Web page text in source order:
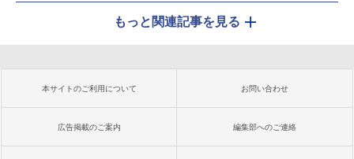
もっと関連記事を見る
本サイトのご利用について お問い合わせ
広告掲載のご案内 編集部へのご連絡